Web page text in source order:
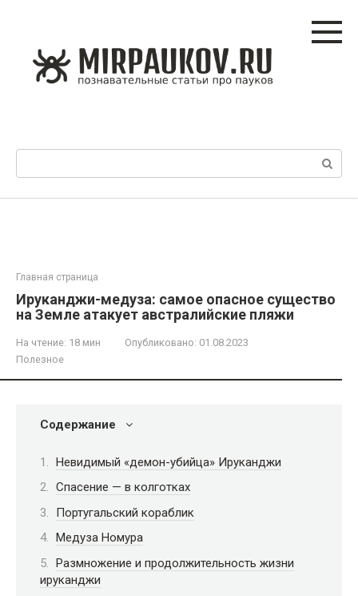
Главная страница
Ируканджи-медуза: самое опасное существо
на Земле атакует австралийские пляжи
На чтение: 18 мин Опубликовано: 01.08.2023
Полезное
Содержание
Невидимый «демон-убийца» Ируканджи
Спасение — в колготках
Португальский кораблик
Медуза Номура
Размножение и продолжительность жизни
ируканджи